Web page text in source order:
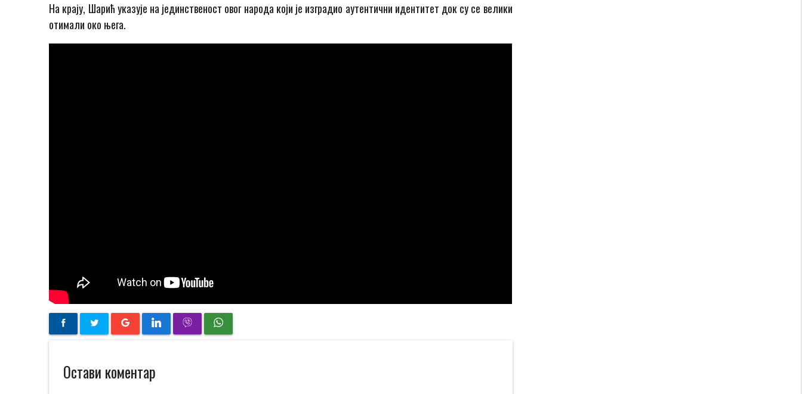
На крају, Шарић указује на јединственост овог народа који је изградио аутентични идентитет док су се велики
отимали око њега.
Остави коментар